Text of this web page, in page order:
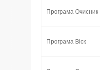
Програма Очисник
Програма Віск